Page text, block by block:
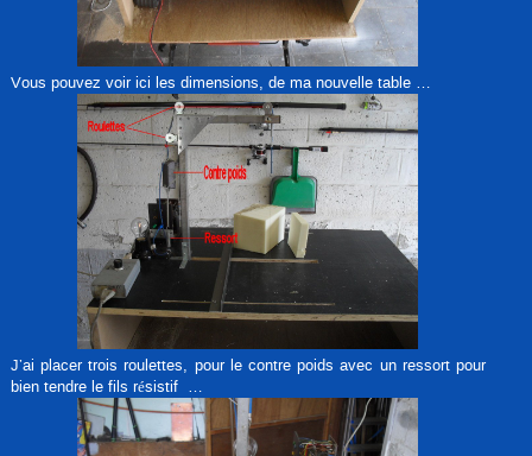
Vous pouvez voir ici les dimensions, de ma nouvelle table …
J’ai placer trois roulettes, pour le contre poids avec un ressort pour
bien tendre le fils résistif …